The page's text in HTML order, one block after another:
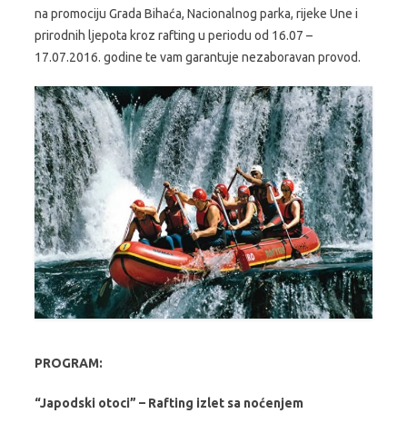
na promociju Grada Bihaća, Nacionalnog parka, rijeke Une i
prirodnih ljepota kroz rafting u periodu od 16.07 –
17.07.2016. godine te vam garantuje nezaboravan provod.
PROGRAM:
“Japodski otoci” – Rafting izlet sa noćenjem